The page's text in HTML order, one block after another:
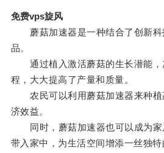
免费vps旋风
蘑菇加速器是一种结合了创新科
品。
通过植入激活蘑菇的生长潜能，
程，大大提高了产量和质量。
农民可以利用蘑菇加速器来种植
济效益。
同时，蘑菇加速器也可以成为家
带入家中，为生活空间增添一丝独特